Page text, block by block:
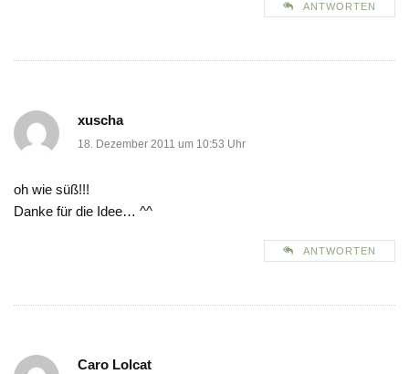
ANTWORTEN
xuscha
18. Dezember 2011 um 10:53 Uhr
oh wie süß!!!
Danke für die Idee… ^^
ANTWORTEN
Caro Lolcat